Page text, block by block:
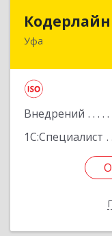
Уфа
Внедрений
1С:Специалист
450006,